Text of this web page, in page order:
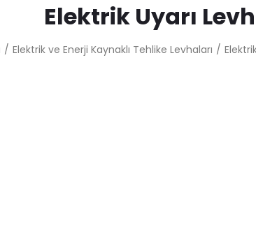
Elektrik Uyarı
Elektrik ve Enerji Kaynaklı Tehlike Levhaları